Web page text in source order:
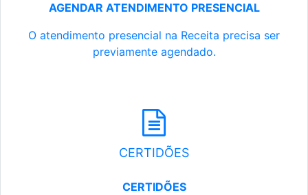
AGENDAR ATENDIMENTO PRESENCIAL
O atendimento presencial na Receita precisa ser
previamente agendado.
CERTIDÕES
CERTIDÕES